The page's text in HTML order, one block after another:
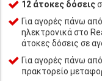
12 άτοκες δόσεις
Για αγορές πάνω
ηλεκτρονικά στο
άτοκες δόσεις σε
Για αγορές πάνω
πρακτορείο